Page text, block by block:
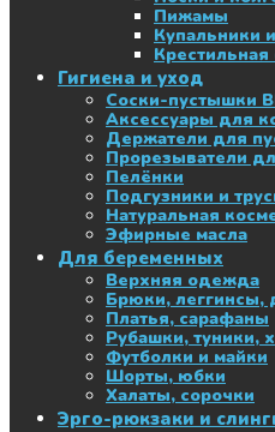
Пижамы
Купальники
Гигиена и уход
Соски-пустышки
Аксессуары для
Держатели для
Прорезыватели
Пелёнки
Подгузники и
Натуральная
Эфирные масла
Для беременных
Верхняя одежда
Брюки, леггинсы,
Платья, сарафаны
Рубашки, туники,
Футболки и майки
Шорты, юбки
Халаты, сорочки
Эрго-рюкзаки и